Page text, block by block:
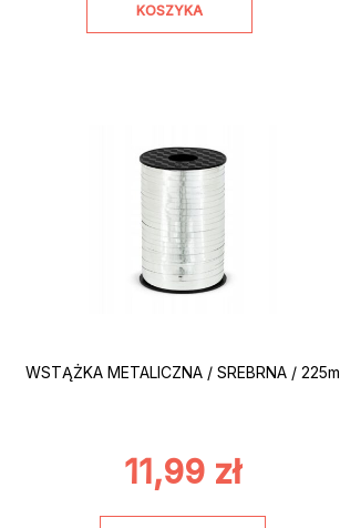
KOSZYKA
WSTĄŻKA METALICZNA / SREBRNA / 225m
11,99 zł